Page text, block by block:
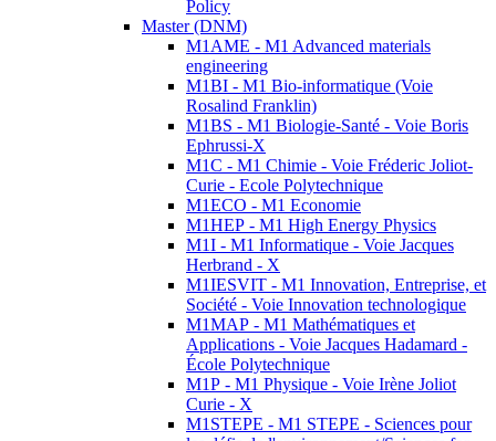
Policy
Master (DNM)
M1AME - M1 Advanced materials
engineering
M1BI - M1 Bio-informatique (Voie
Rosalind Franklin)
M1BS - M1 Biologie-Santé - Voie Boris
Ephrussi-X
M1C - M1 Chimie - Voie Fréderic Joliot-
Curie - Ecole Polytechnique
M1ECO - M1 Economie
M1HEP - M1 High Energy Physics
M1I - M1 Informatique - Voie Jacques
Herbrand - X
M1IESVIT - M1 Innovation, Entreprise, et
Société - Voie Innovation technologique
M1MAP - M1 Mathématiques et
Applications - Voie Jacques Hadamard -
École Polytechnique
M1P - M1 Physique - Voie Irène Joliot
Curie - X
M1STEPE - M1 STEPE - Sciences pour